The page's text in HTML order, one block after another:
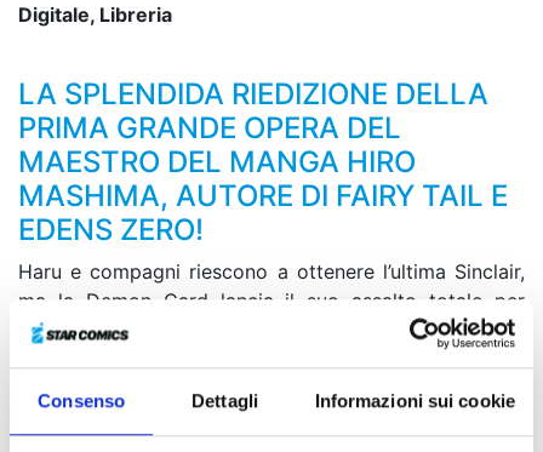
Consenso Dettagli Informazioni sui cookie
Digitale, Libreria
LA SPLENDIDA RIEDIZIONE DELLA
PRIMA GRANDE OPERA DEL
MAESTRO DEL MANGA HIRO
MASHIMA, AUTORE DI FAIRY TAIL E
EDENS ZERO!
Haru e compagni riescono a ottenere l’ultima Sinclair,
ma la Demon Card lancia il suo assalto totale per
impadronirsene. Il primo ad attaccare è Jegan degli
questioni che aveva in sospeso con lui, lo affronta da
solo. Nel frattempo, Haru e gli altri lo anticipano sul